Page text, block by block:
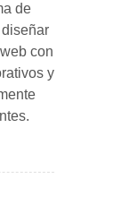
de
con
y